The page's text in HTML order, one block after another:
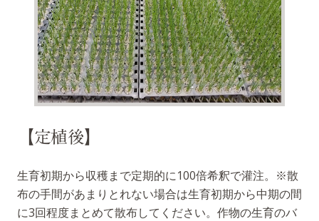
【定植後】
生育初期から収穫まで定期的に100倍希釈で灌注。※散
布の手間があまりとれない場合は生育初期から中期の間
に3回程度まとめて散布してください。作物の生育のバ